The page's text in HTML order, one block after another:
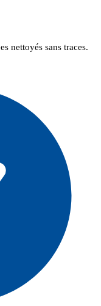
nettoyés sans traces.